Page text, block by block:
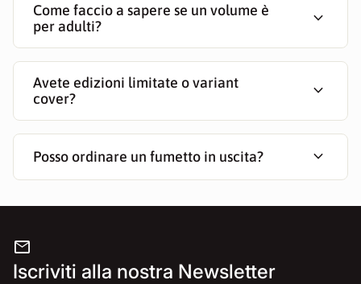
Come faccio a sapere se un volume è
per adulti?
expand_more
Avete edizioni limitate o variant
cover?
expand_more
Posso ordinare un fumetto in uscita? expand_more
mail
Iscriviti alla nostra Newsletter